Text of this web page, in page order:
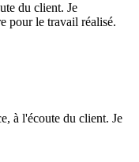
du client. Je
pour le travail réalisé.
à l'écoute du client. Je